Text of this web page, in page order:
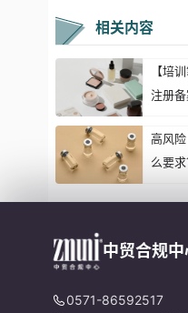
相关内容
【培
注册
高风
么要求
中贸合规中
0571-86592517